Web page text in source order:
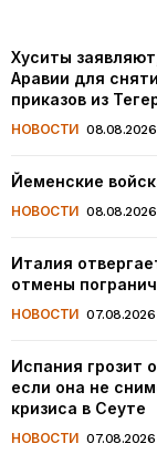
Хуситы
Аравии для
приказов из
НОВОСТИ 08.08.2026
Йеменские
НОВОСТИ 08.08.2026
Италия
отмены
НОВОСТИ 07.08.2026
Испания грозит
если она не
кризиса в Сеуте
НОВОСТИ 07.08.2026